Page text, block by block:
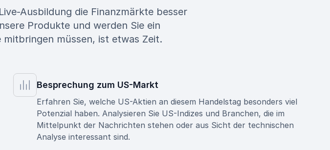
Ausbildung die Finanzmärkte besser
Produkte und werden Sie ein
müssen, ist etwas Zeit.
Besprechung zum US-Markt
Erfahren Sie, welche US-Aktien an diesem Handelstag besonders viel
Potenzial haben. Analysieren Sie US-Indizes und Branchen, die im
Mittelpunkt der Nachrichten stehen oder aus Sicht der technischen
Analyse interessant sind.